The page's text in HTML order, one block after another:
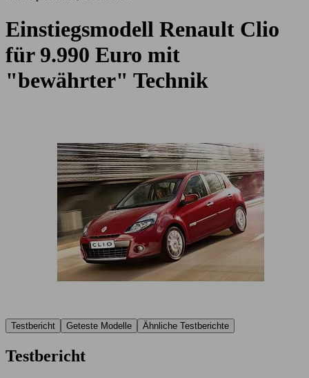
Einstiegsmodell Renault Clio
für 9.990 Euro mit
"bewährter" Technik
Testbericht Geteste Modelle Ähnliche Testberichte
Testbericht